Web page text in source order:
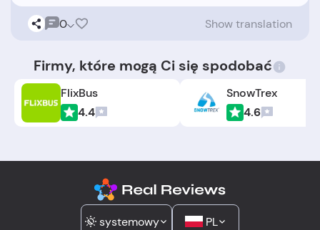
0 Show translation
Firmy, które mogą Ci się spodobać
FlixBus
4.4
SnowTrex
4.6
systemowy PL